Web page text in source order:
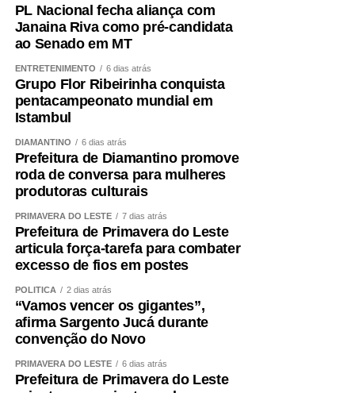
longe da rede elétrica e do trânsito. Também será um
local para campeonatos, oficinas, festivais e ações
educativas. Estados como São Paulo, Goiás, Espírito
Santo e Rio de Janeiro já contam com esses espaços e
conseguiram reduzir acidentes. Mato Grosso também
merece esse avanço”, defende.
Segundo ele, o Pipódromo vai além da prática esportiva.
“Quando existe um espaço apropriado, conseguimos
orientar sobre segurança, combater o uso de linhas
perigosas, preservar essa tradição e fortalecer um esporte
que cresce a cada ano. A pipa promove inclusão social,
gera renda para muitas famílias e aproxima pais e filhos
por meio de uma atividade saudável.”
*PROGRAMAÇÃO NO MUSEU*
O Museu oferece programação completa para toda a
família. Além da oficina, quem visitar o Museu poderá
aproveitar a Feira Permanente, realizada das 9h às 17h,
com entrada gratuita. O espaço reúne gastronomia
PL Nacional fecha aliança com
Janaina Riva como pré-candidata
ao Senado em MT
ENTRETENIMENTO 6 dias atrás
Grupo Flor Ribeirinha conquista
pentacampeonato mundial em
Istambul
DIAMANTINO 6 dias atrás
Prefeitura de Diamantino promove
roda de conversa para mulheres
produtoras culturais
PRIMAVERA DO LESTE 7 dias atrás
Prefeitura de Primavera do Leste
articula força-tarefa para combater
excesso de fios em postes
POLÍTICA 2 dias atrás
“Vamos vencer os gigantes”,
afirma Sargento Jucá durante
convenção do Novo
PRIMAVERA DO LESTE 6 dias atrás
Prefeitura de Primavera do Leste